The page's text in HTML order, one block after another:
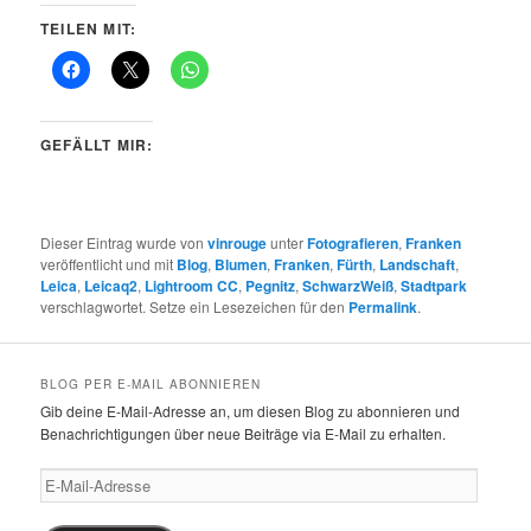
TEILEN MIT:
GEFÄLLT MIR:
Dieser Eintrag wurde vonvinrougeunterFotografieren,Franken
veröffentlicht und mit Blog, Blumen,Franken,Fürth, Landschaft,
Leica, Leicaq2, Lightroom CC, Pegnitz,SchwarzWeiß,Stadtpark
verschlagwortet. Setze ein Lesezeichen für den Permalink.
BLOG PER E-MAIL ABONNIEREN
Gib deine E-Mail-Adresse an, um diesen Blog zu abonnieren und
Benachrichtigungen über neue Beiträge via E-Mail zu erhalten.
E-
Mail-
Adresse